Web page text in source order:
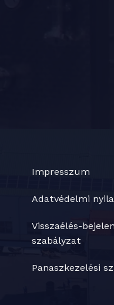
Impresszum
Adatvédelmi
Visszaélés-
szabályzat
Panaszkezelési